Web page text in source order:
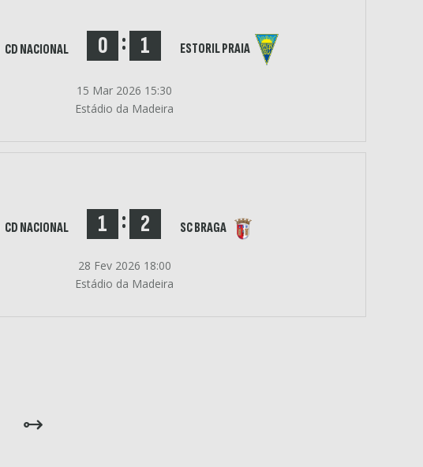
CD NACIONAL 0 : 1 ESTORIL PRAIA
15 Mar 2026 15:30
Estádio da Madeira
CD NACIONAL 1 : 2 SC BRAGA
28 Fev 2026 18:00
Estádio da Madeira